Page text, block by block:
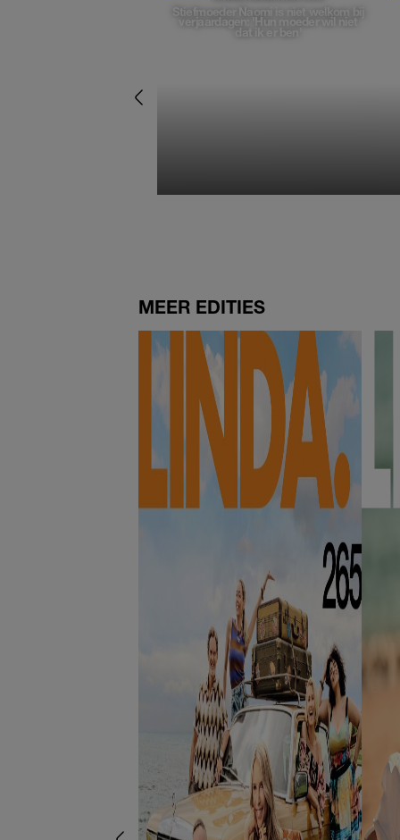
Stiefmoeder Naomi is niet welkom bij
verjaardagen: 'Hun moeder wil niet
dat ik er ben'
MEER EDITIES